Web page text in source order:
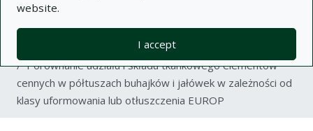
website.
I accept
in Lublin
Porównanie udziału i składu tkankowego elementów
cennych w półtuszach buhajków i jałówek w zależności od
klasy uformowania lub otłuszczenia EUROP